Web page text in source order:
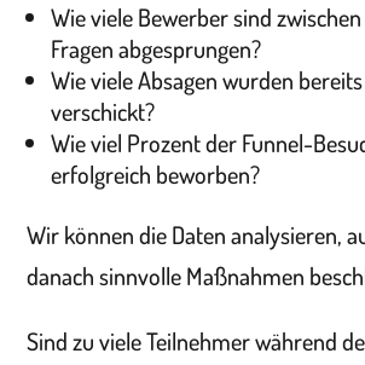
Wie viele Bewerber sind
Fragen abgesprungen?
Wie viele Absagen wurden
verschickt?
Wie viel Prozent der Funnel-
erfolgreich beworben?
Wir können die Daten analysieren,
danach sinnvolle Maßnahmen
Sind zu viele Teilnehmer während